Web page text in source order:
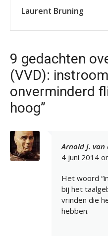
Laurent Bruning
9 gedachten
(VVD):
onverminderd
hoog”
Arnold J.
4 juni 2014
Het woord
bij het
vrinden die
hebben.